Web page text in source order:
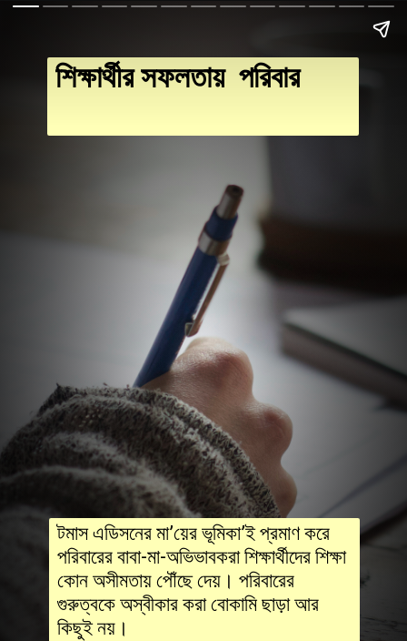
শিক্ষার্থীর সফলতায় পরিবার
টমাস এডিসনের মা’য়ের ভূমিকা’ই প্রমাণ করে
পরিবারের বাবা-মা-অভিভাবকরা শিক্ষার্থীদের শিক্ষা
কোন অসীমতায় পৌঁছে দেয়। পরিবারের
গুরুত্বকে অস্বীকার করা বোকামি ছাড়া আর
কিছুই নয়।